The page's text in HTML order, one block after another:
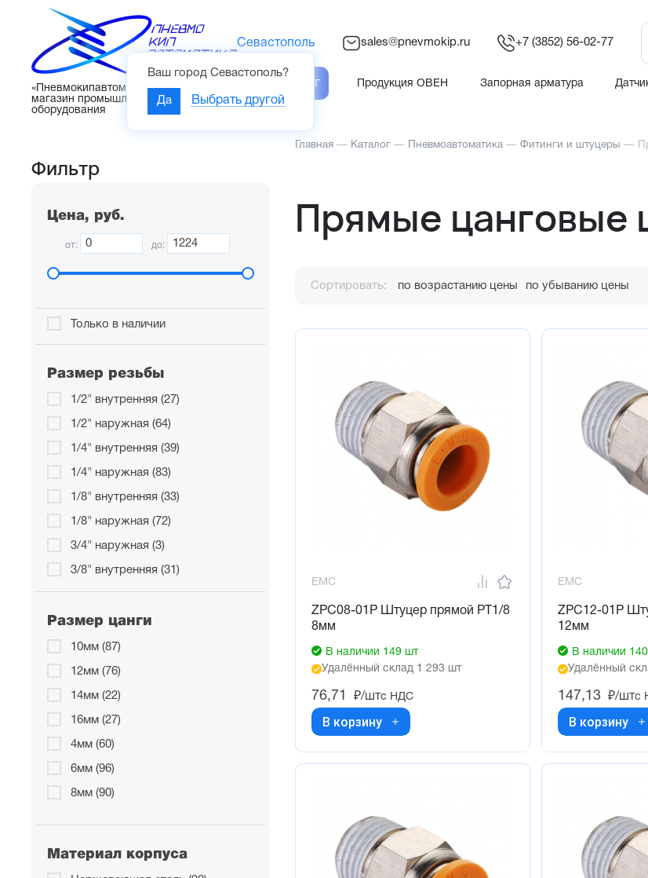
«Пневмокипавтоматика» – интернет-
магазин промышленного
оборудования
Севастополь
Ваш город Севастополь?
Да Выбрать другой
sales@pnevmokip.ru +7 (3852) 56-02-77
Каталог Продукция ОВЕН Запорная арматура
Фильтр
Цена, руб.
от: до:
Только в наличии
Размер резьбы
1/2" внутренняя (27)
1/2" наружная (64)
1/4" внутренняя (39)
1/4" наружная (83)
1/8" внутренняя (33)
1/8" наружная (72)
3/4" наружная (3)
3/8" внутренняя (31)
3/8" наружная (72)
М3 наружная (1)
М5x0,8 внутренняя (3)
М5x0,8 наружная (19)
М6x1 наружная (8)
Размер цанги
10мм (87)
12мм (76)
14мм (22)
16мм (27)
4мм (60)
6мм (96)
8мм (90)
Материал корпуса
Главная — Каталог — Пневмоавтоматика — Фитинги и штуцеры —
Прямые цанговые
Сортировать: по возрастанию цены по убыванию цены
EMC
ZPC08-01P Штуцер прямой PT1/8
8мм
В наличии 149 шт
Удалённый склад 1 293 шт
76,71 ₽/штс НДС
В корзину
EMC
ZPC12-01P
12мм
В наличии
Удалённый
147,13 ₽/штс
В корзину